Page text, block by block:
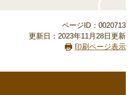
ページID：0020713
更新日：2023年11月28日更新
印刷ページ表示